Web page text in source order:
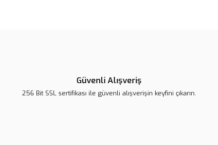
Güvenli Alışveriş
256 Bit SSL sertifikası ile güvenli alışverişin keyfini çıkarın.